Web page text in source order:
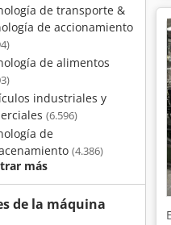
de transporte &
de accionamiento
de alimentos
industriales y
(6.596)
de
(4.386)
más
de la máquina